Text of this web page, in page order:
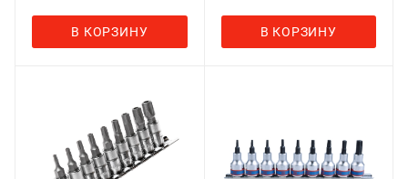
В КОРЗИНУ В КОРЗИНУ